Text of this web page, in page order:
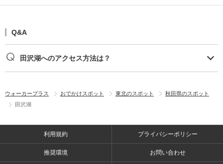
Q&A
田沢湖へのアクセス方法は？
ウォーカープラス おでかけスポット 東北のスポット
秋田県のスポット
田沢湖
利用規約 プライバシーポリシー
推奨環境 お問い合わせ